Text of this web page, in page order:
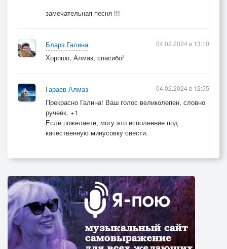
замечательная песня !!!
Бларэ Галина
Хорошо, Алмаз, спасибо!
04.02.2024 в 13:10
Гараев Алмаз
Прекрасно Галина! Ваш голос великолепен, словно
ручеёк. +1
Если пожелаете, могу это исполнение под
качественную минусовку свести.
04.02.2024 в 12:55